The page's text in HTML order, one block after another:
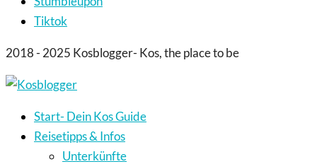
Tiktok
2018 - 2025 Kosblogger- Kos, the place to be
Start- Dein Kos Guide
Reisetipps & Infos
Unterkünfte